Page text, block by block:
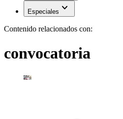
Especiales expand_more
Contenido relacionados con:
convocatoria